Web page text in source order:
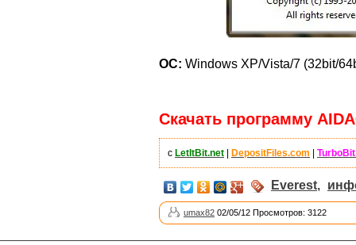
ОС: Windows XP/Vista/7 (32bit/
Скачать программу
с LetItBit.net DepositFiles.com
Everest,
umax82 02/05/12 Просмотров: 3122